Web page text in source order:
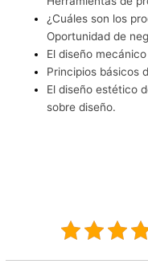
¿Cuáles son los
Oportunidad de
El diseño
Principios básicos
El diseño estético
sobre diseño.